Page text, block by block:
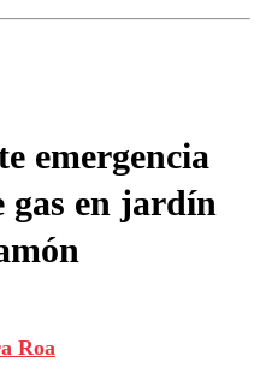
emergencia
gas en jardín
Roa